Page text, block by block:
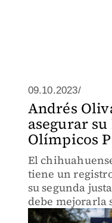
09.10.2023/
Andrés
asegurar
Olímpicos
El
tiene un
su segunda
debe mejorarla
2024